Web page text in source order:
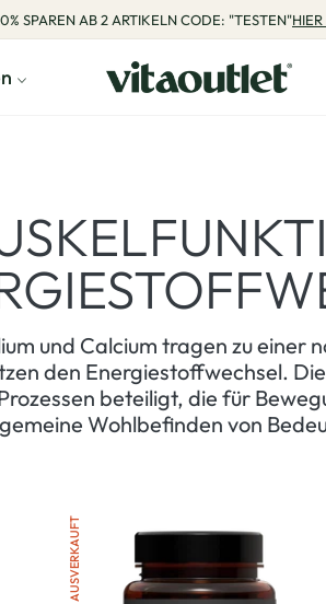
SPAREN AB 2 ARTIKELN CODE: "TESTEN"
und Calcium tragen zu einer
den Energiestoffwechsel.
beteiligt, die für
Wohlbefinden von
AUSVERKAUFT